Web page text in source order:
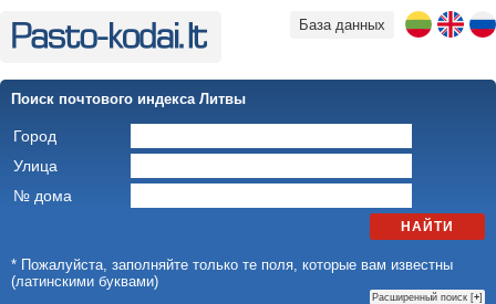
База данных
Поиск почтового индекса Литвы
Город
Улица
№ дома
НАЙТИ
* Пожалуйста, заполняйте только те поля, которые вам известны
(латинскими буквами)
Расширенный поиск [+]